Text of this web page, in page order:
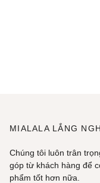
MIALALA LẮNG
Chúng tôi luôn trân
góp từ khách hàng để
phẩm tốt hơn nữa.